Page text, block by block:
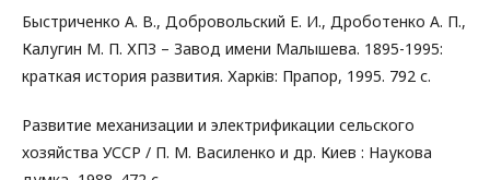
Быстриченко А. В., Добровольский Е. И., Дроботенко А. П.,
Калугин М. П. ХПЗ – Завод имени Малышева. 1895-1995:
краткая история развития. Харків: Прапор, 1995. 792 с.
Развитие механизации и электрификации сельского
хозяйства УССР / П. М. Василенко и др. Киев : Наукова